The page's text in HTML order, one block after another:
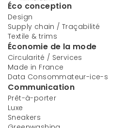
Éco conception
Design
Supply chain / Traçabilité
Textile & trims
Économie de la mode
Circularité / Services
Made in France
Data Consommateur-ice-s
Communication
Prêt-à-porter
Luxe
Sneakers